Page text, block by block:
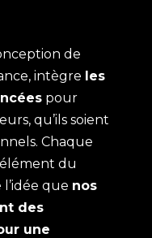
de
intègre les
pour
qu’ils soient
Chaque
du
que nos
des
une